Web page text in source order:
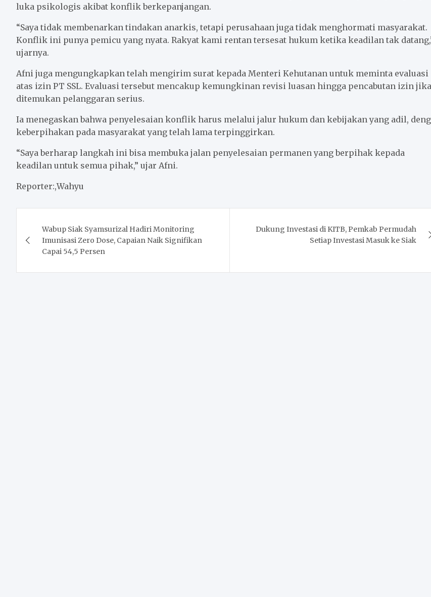
luka psikologis akibat konflik berkepanjangan.
“Saya tidak membenarkan tindakan anarkis, tetapi perusahaan juga tidak menghormati masyarakat.
Konflik ini punya pemicu yang nyata. Rakyat kami rentan tersesat hukum ketika keadilan tak
ujarnya.
Afni juga mengungkapkan telah mengirim surat kepada Menteri Kehutanan untuk meminta evaluasi
atas izin PT SSL. Evaluasi tersebut mencakup kemungkinan revisi luasan hingga pencabutan izin jika
ditemukan pelanggaran serius.
Ia menegaskan bahwa penyelesaian konflik harus melalui jalur hukum dan kebijakan yang adil,
keberpihakan pada masyarakat yang telah lama terpinggirkan.
“Saya berharap langkah ini bisa membuka jalan penyelesaian permanen yang berpihak kepada
keadilan untuk semua pihak,” ujar Afni.
Reporter:,Wahyu
navigation
Wabup Siak Syamsurizal Hadiri Monitoring
Imunisasi Zero Dose, Capaian Naik Signifikan
Capai 54,5 Persen
Dukung Investasi di KITB, Pemkab Permudah
Setiap Investasi Masuk ke Siak